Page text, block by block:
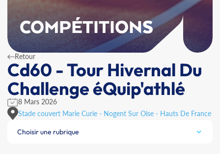
COMPÉTITIONS
Retour
Cd60 - Tour Hivernal Du
Challenge éQuip'athlé
8 Mars 2026
Stade couvert Marie Curie - Nogent Sur Oise - Hauts De France
Choisir une rubrique